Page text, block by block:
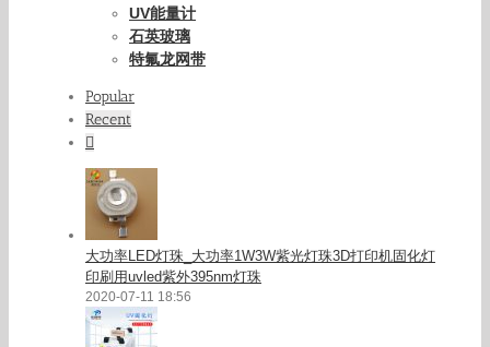
UV能量计
石英玻璃
特氟龙网带
Popular
Recent
大功率LED灯珠_大功率1W3W紫光灯珠3D打印机固化灯
印刷用uvled紫外395nm灯珠
2020-07-11 18:56